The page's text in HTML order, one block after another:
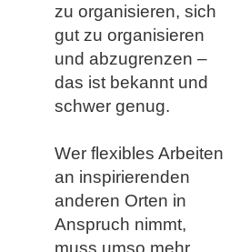
zu organisieren, sich
gut zu organisieren
und abzugrenzen –
das ist bekannt und
schwer genug.
Wer flexibles Arbeiten
an inspirierenden
anderen Orten in
Anspruch nimmt,
muss umso mehr